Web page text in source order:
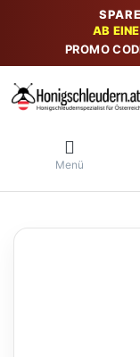
AB
PROMO
Menü